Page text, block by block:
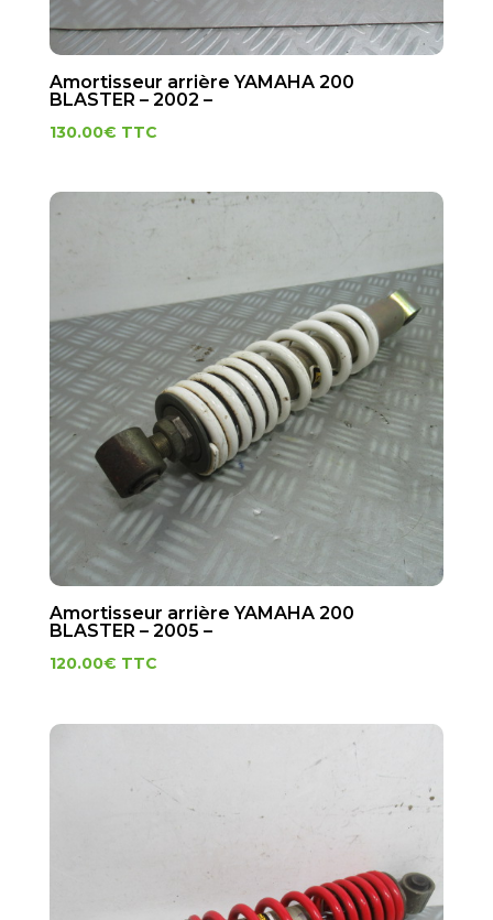
Amortisseur arrière YAMAHA 200
BLASTER – 2002 –
130.00€ TTC
Amortisseur arrière YAMAHA 200
BLASTER – 2005 –
120.00€ TTC